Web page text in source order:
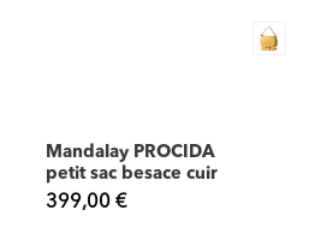
Mandalay PROCIDA
petit sac besace cuir
399,00 €